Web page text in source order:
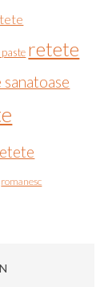
paste retete
romanesc